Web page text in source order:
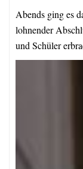
Abends ging es
lohnender
und Schüler